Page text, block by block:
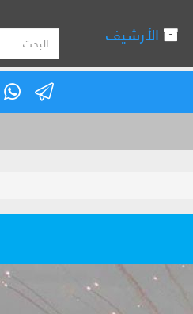
الأرشيف